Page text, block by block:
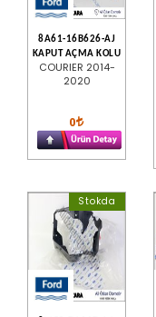
8A61-16B626-AJ
KAPUT AÇMA KOLU
COURIER 2014-
2020
0
Stokda